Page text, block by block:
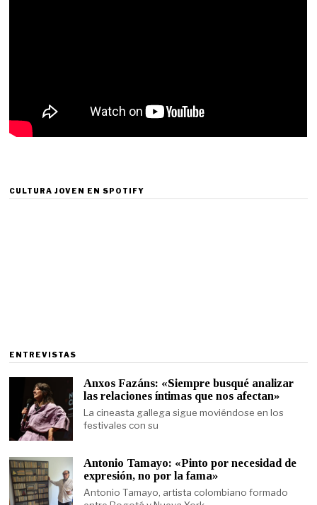
CULTURA JOVEN EN SPOTIFY
ENTREVISTAS
Anxos Fazáns: «Siempre busqué analizar
las relaciones íntimas que nos afectan»
La cineasta gallega sigue moviéndose en los
festivales con su
Antonio Tamayo: «Pinto por necesidad de
expresión, no por la fama»
Antonio Tamayo, artista colombiano formado